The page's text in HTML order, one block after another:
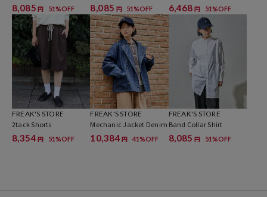
のカラー表記と異なる記載となっております。
【サイト表記：タグ表記】
・ネイビー：NVY
※掲載画像の商品の色味は、屋外や屋内の光の照射や角度により実物
と色味が異なる場合がございます。また表示のサイズ感と実物は若干
異なる場合もございますので、予めご了承ください。
※着用、お取り扱いの際は、商品についている品質表示とアテンショ
ンタグを必ずご確認下さい。
8,085 円 51%OFF 8,085 円 51%OFF 6,468 円 51%OFF
FREAK'S STORE
2tack Shorts
8,354 円 51%OFF
FREAK'S STORE
Mechanic Jacket Denim
10,384 円 41%OFF
FREAK'S STORE
Band Collar Shirt
8,085 円 51%OFF